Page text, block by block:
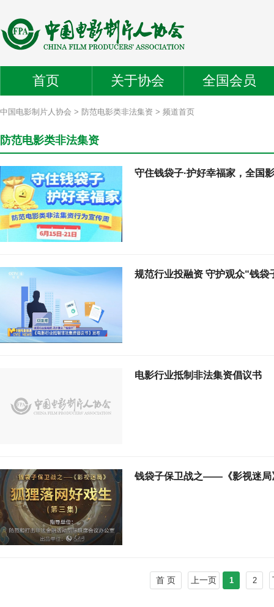
首页 关于协会 全国会员
中国电影制片人协会 > 防范电影类非法集资 > 频道首页
防范电影类非法集资
守住钱袋子·护好幸福家，全国
规范行业投融资 守护观众“钱
电影行业抵制非法集资倡议书
钱袋子保卫战之——《影视迷局
首 页 上一页 1 2